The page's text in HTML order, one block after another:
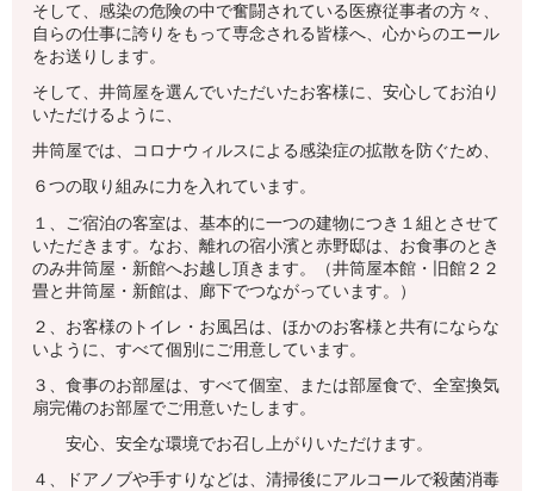
そして、感染の危険の中で奮闘されている医療従事者の方々、
自らの仕事に誇りをもって専念される皆様へ、心からのエール
をお送りします。
そして、井筒屋を選んでいただいたお客様に、安心してお泊り
いただけるように、
井筒屋では、コロナウィルスによる感染症の拡散を防ぐため、
６つの取り組みに力を入れています。
１、ご宿泊の客室は、基本的に一つの建物につき１組とさせて
いただきます。なお、離れの宿小濱と赤野邸は、お食事のとき
のみ井筒屋・新館へお越し頂きます。（井筒屋本館・旧館２２
畳と井筒屋・新館は、廊下でつながっています。）
２、お客様のトイレ・お風呂は、ほかのお客様と共有にならな
いように、すべて個別にご用意しています。
３、食事のお部屋は、すべて個室、または部屋食で、全室換気
扇完備のお部屋でご用意いたします。
安心、安全な環境でお召し上がりいただけます。
４、ドアノブや手すりなどは、清掃後にアルコールで殺菌消毒